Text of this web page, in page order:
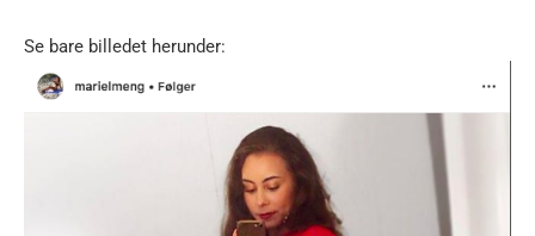
Se bare billedet herunder: